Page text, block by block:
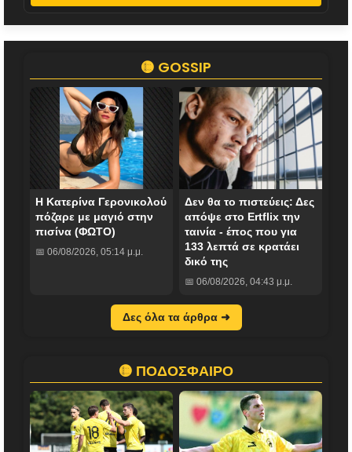
🟡 GOSSIP
Η Κατερίνα Γερονικολού
πόζαρε με μαγιό στην
πισίνα (ΦΩΤΟ)
📅 06/08/2026, 05:14 μ.μ.
Δεν θα το πιστεύεις: Δες
απόψε στο Ertflix την
ταινία - έπος που για
133 λεπτά σε κρατάει
δικό της
📅 06/08/2026, 04:43 μ.μ.
Δες όλα τα άρθρα ➜
🟡 ΠΟΔΟΣΦΑΙΡΟ